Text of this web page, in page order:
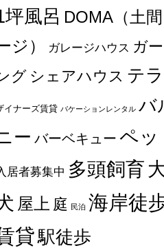
坪風呂 DOMA（土
ジ）
ガレージハウス ガ
グ シェアハウス テ
イナーズ賃貸 バケーションレンタル バ
ー バーベキュー ペッ
居者募集中 多頭飼育
屋上 庭 民泊 海岸徒
貸駅徒歩